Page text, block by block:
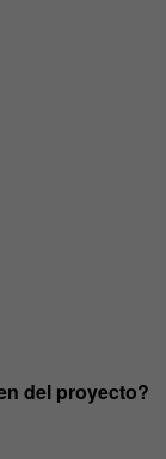
del proyecto?